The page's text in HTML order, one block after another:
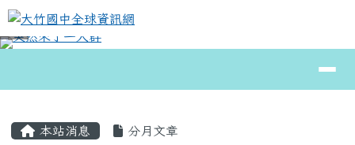
跳至主內容區
大竹國中全球資訊網
⏸
本站消息 分月文章